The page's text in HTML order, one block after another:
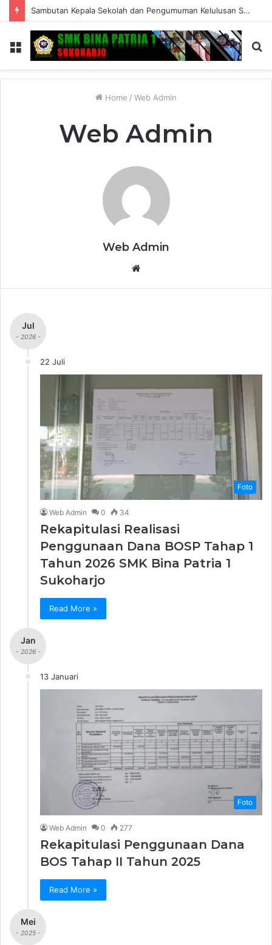
Sambutan Kepala Sekolah dan Pengumuman Kelulusan SMK Bina Patria 1 Sukoharjo Tahun Ajaran 2025/2026
Menu
Home / Web Admin
Web Admin
Web Admin
Jul
- 2026 -
22 Juli
Foto
Web Admin 0 34
Rekapitulasi Realisasi
Penggunaan Dana BOSP Tahap 1
Tahun 2026 SMK Bina Patria 1
Sukoharjo
Read More »
Jan
- 2026 -
13 Januari
Foto
Web Admin 0 277
Rekapitulasi Penggunaan Dana
BOS Tahap II Tahun 2025
Read More »
Mei
- 2025 -